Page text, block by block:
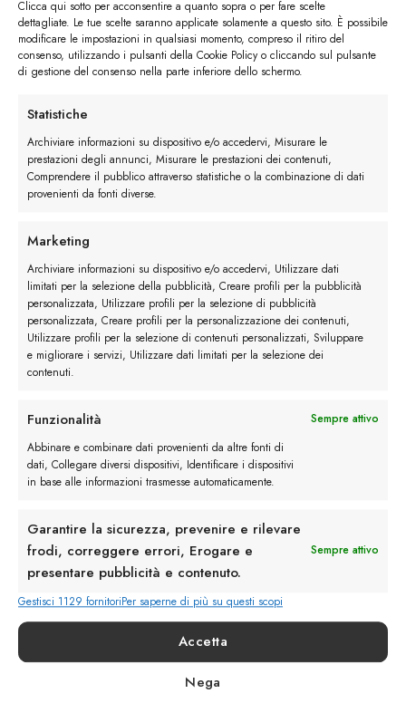
Clicca qui sotto per acconsentire a quanto sopra o per fare scelte
dettagliate. Le tue scelte saranno applicate solamente a questo sito. È possibile
modificare le impostazioni in qualsiasi momento, compreso il ritiro del
consenso, utilizzando i pulsanti della Cookie Policy o cliccando sul pulsante
di gestione del consenso nella parte inferiore dello schermo.
Statistiche
Archiviare informazioni su dispositivo e/o accedervi, Misurare le
prestazioni degli annunci, Misurare le prestazioni dei contenuti,
Comprendere il pubblico attraverso statistiche o la combinazione di dati
provenienti da fonti diverse.
Marketing
Archiviare informazioni su dispositivo e/o accedervi, Utilizzare dati
limitati per la selezione della pubblicità, Creare profili per la pubblicità
personalizzata, Utilizzare profili per la selezione di pubblicità
personalizzata, Creare profili per la personalizzazione dei contenuti,
Utilizzare profili per la selezione di contenuti personalizzati, Sviluppare
e migliorare i servizi, Utilizzare dati limitati per la selezione dei
contenuti.
Funzionalità
Sempre attivo
Abbinare e combinare dati provenienti da altre fonti di
dati, Collegare diversi dispositivi, Identificare i dispositivi
in base alle informazioni trasmesse automaticamente.
Garantire la sicurezza, prevenire e rilevare
frodi, correggere errori, Erogare e
presentare pubblicità e contenuto.
Sempre attivo
Gestisci 1129 fornitoriPer saperne di più su questi scopi
Accetta
Nega
San Siro in pelle
del modello è blu è bianca, contrasto che dona
dinamicità ad una scarpa sportiva ma che ben si
adatta ad essereindossata con jeans e camicia
bianco è ravvivato dagli inserti a contrasto blu che
slanciano il modello aggiungendo anche qui un
pizzico di dinamismo in più. La suola è robusta e
realizzata in gomma.